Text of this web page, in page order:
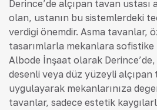
Derince’de alçıpan tavan
olan, ustanın bu sistemlerdeki
verdiği önemdir. Asma tavanlar,
tasarımlarla mekanlara
Albode İnşaat olarak Derince’de,
desenli veya düz yüzeyli
uygulayarak mekanlarınıza
tavanlar, sadece estetik